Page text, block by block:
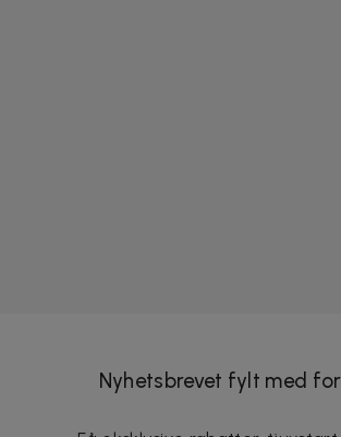
Nyhetsbrevet fylt med